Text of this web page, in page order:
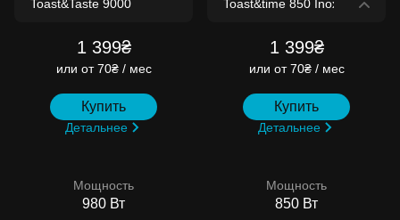
1 399₴
или от 70₴ / мес
Купить
Детальнее
Мощность
980 Вт
1 399₴
или от 70₴ / мес
Купить
Детальнее
Мощность
850 Вт